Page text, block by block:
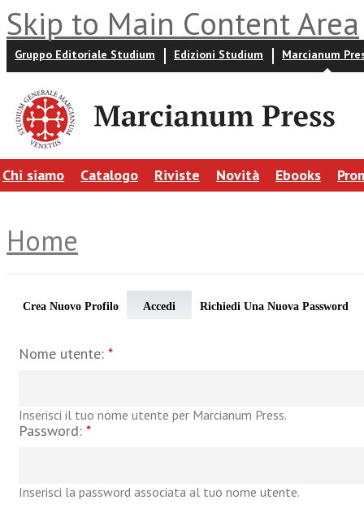
Skip to Main Content Area
Gruppo Editoriale Studium Edizioni Studium Marcianum
Chi siamo Catalogo Riviste Novità Ebooks
Home
Crea Nuovo Profilo Accedi Richiedi Una Nuova Password
Nome utente: *
Inserisci il tuo nome utente per Marcianum Press.
Password: *
Inserisci la password associata al tuo nome utente.